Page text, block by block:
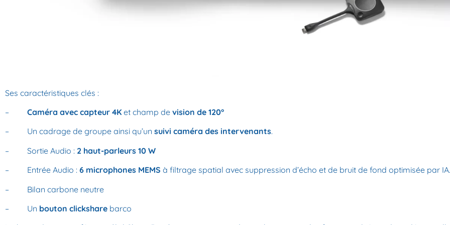
Ses caractéristiques clés :
– Caméra avec capteur 4K et champ de vision de 120°
– Un cadrage de groupe ainsi qu’un suivi caméra des intervenants.
– Sortie Audio : 2 haut-parleurs 10 W
– Entrée Audio : 6 microphones MEMS à filtrage spatial avec suppression d’écho et de bruit de fond optimisée par IA.
– Bilan carbone neutre
– Un bouton clickshare barco